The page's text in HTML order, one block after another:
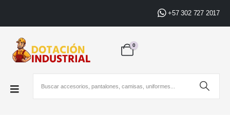
+57 302 727 2017
0